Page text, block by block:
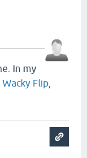
In my
Wacky Flip